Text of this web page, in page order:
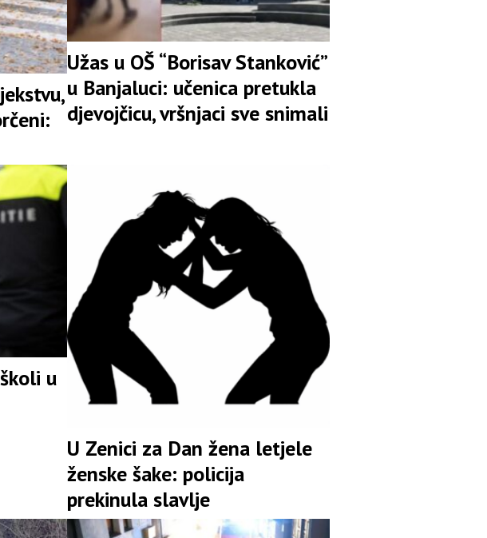
Užas u OŠ “Borisav Stanković”
u Banjaluci: učenica pretukla
djevojčicu, vršnjaci sve snimali
u
U Zenici za Dan žena letjele
ženske šake: policija
prekinula slavlje